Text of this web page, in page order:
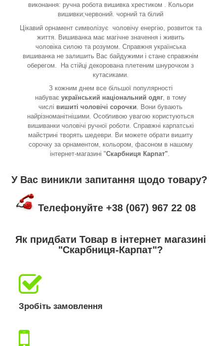
виконання: ручна робота вишивка хрестиком . Кольори
вишивки;червоний. чорний та білий
Цікавий орнамент символізує чоловічу енергію, розвиток та
життя. Вишиванка має магічне значення і живить
чоловіка силою та розумом. Справжня українська
вишиванка не залишить Вас байдужими і стане справжнім
оберегом. На стійці декорована плетеним шнурочком з
кутасиками.
З кожним днем все більшої популярності
набуває український національний одяг, в тому
числі вишиті чоловічі сорочки . Вони бувають
найрізноманітнішими. Особливою увагою користуються
вишиванки чоловічі ручної роботи. Справжні карпатські
майстрині творять шедеври. Ви можете обрати вишиту
сорочку за орнаментом, кольором, фасоном в нашому
інтернет-магазині "Скарбниця Карпат".
У Вас виникли запитання щодо товару?
Телефонуйте +38 (067) 967 22 08
Як придбати Товар в інтернет магазині
"Скарбниця-Карпат"?
Зробіть замовлення